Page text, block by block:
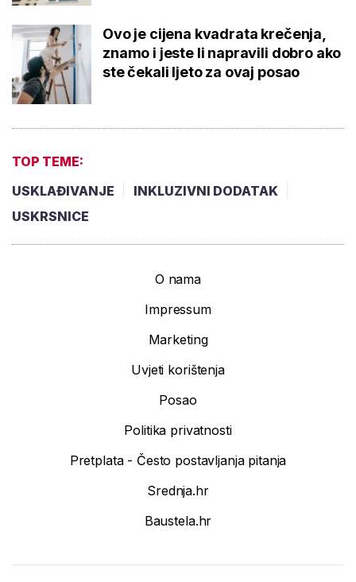
Ovo je cijena kvadrata krečenja,
znamo i jeste li napravili dobro ako
ste čekali ljeto za ovaj posao
TOP TEME:
USKLAĐIVANJE
INKLUZIVNI DODATAK
USKRSNICE
O nama
Impressum
Marketing
Uvjeti korištenja
Posao
Politika privatnosti
Pretplata - Često postavljanja pitanja
Srednja.hr
Baustela.hr